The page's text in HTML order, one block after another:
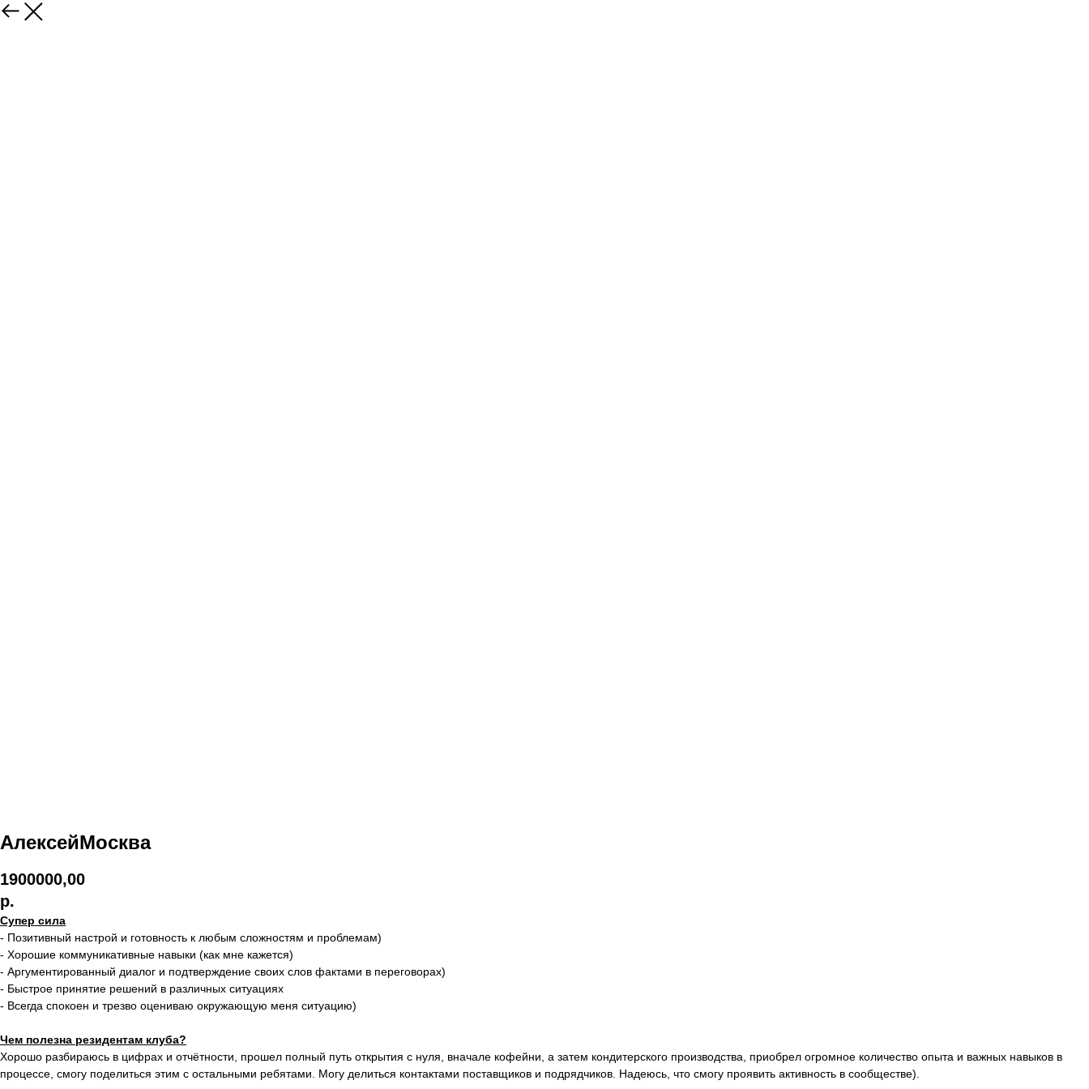
АлексейМосква
1900000,00
р.
Супер сила
- Позитивный настрой и готовность к любым сложностям и проблемам)
- Хорошие коммуникативные навыки (как мне кажется)
- Аргументированный диалог и подтверждение своих слов фактами в переговорах)
- Быстрое принятие решений в различных ситуациях
- Всегда спокоен и трезво оцениваю окружающую меня ситуацию)
Чем полезна резидентам клуба?
Хорошо разбираюсь в цифрах и отчётности, прошел полный путь открытия с нуля, вначале кофейни, а затем кондитерского производства, приобрел огромное количество опыта и важных навыков в
процессе, смогу поделиться этим с остальными ребятами. Могу делиться контактами поставщиков и подрядчиков. Надеюсь, что смогу проявить активность в сообществе).